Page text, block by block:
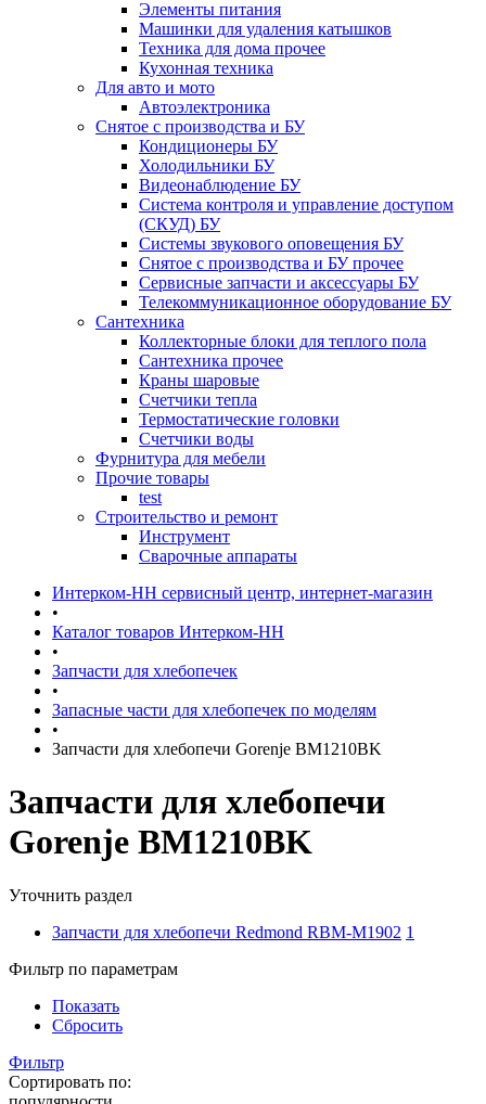
Элементы питания
Машинки для удаления катышков
Техника для дома прочее
Кухонная техника
Для авто и мото
Автоэлектроника
Снятое с производства и БУ
Кондиционеры БУ
Холодильники БУ
Видеонаблюдение БУ
Система контроля и управление доступом
(СКУД) БУ
Системы звукового оповещения БУ
Снятое с производства и БУ прочее
Сервисные запчасти и аксессуары БУ
Телекоммуникационное оборудование БУ
Сантехника
Коллекторные блоки для теплого пола
Сантехника прочее
Краны шаровые
Счетчики тепла
Термоcтатические головки
Счетчики воды
Фурнитура для мебели
Прочие товары
test
Строительство и ремонт
Инструмент
Сварочные аппараты
Интерком-НН сервисный центр, интернет-магазин
•
Каталог товаров Интерком-НН
•
Запчасти для хлебопечек
•
Запасные части для хлебопечек по моделям
•
Запчасти для хлебопечи Gorenje BM1210BK
Запчасти для хлебопечи
Gorenje BM1210BK
Уточнить раздел
Запчасти для хлебопечи Redmond RBM-M1902 1
Фильтр по параметрам
Показать
Сбросить
Фильтр
Сортировать по: